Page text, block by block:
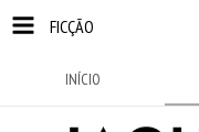
FICÇÃO
INÍCIO